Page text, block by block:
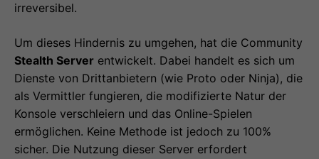
irreversibel.
Um dieses Hindernis zu umgehen, hat die Community
Stealth Server entwickelt. Dabei handelt es sich um
Dienste von Drittanbietern (wie Proto oder Ninja), die
als Vermittler fungieren, die modifizierte Natur der
Konsole verschleiern und das Online-Spielen
ermöglichen. Keine Methode ist jedoch zu 100%
sicher. Die Nutzung dieser Server erfordert